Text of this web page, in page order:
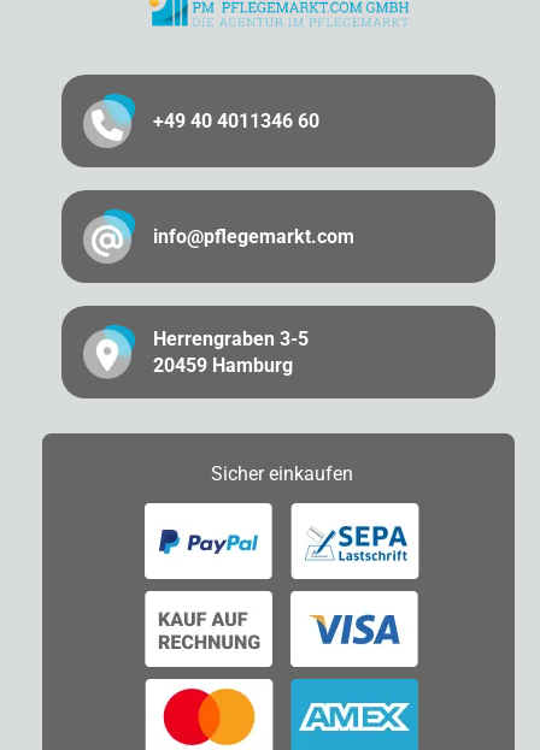
+49 40 4011346 60
info@pflegemarkt.com
Herrengraben 3-5
20459 Hamburg
Sichereinkaufen